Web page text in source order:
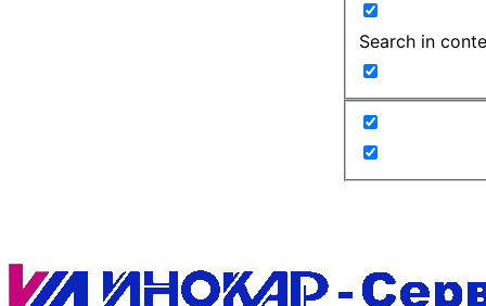
Search in